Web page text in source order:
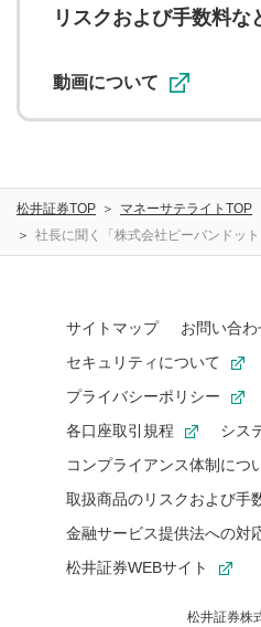
に関する著作者人格権を行使
用者が投稿したコメントは
ることがあります。
リスクおよび手数料な
動画について
松井証券TOP マネーサテライトTOP
社長に聞く「株式会社ピーバンドット
サイトマップ
お問い合わ
セキュリティについて
プライバシーポリシー
各口座取引規程
シス
コンプライアンス体制につ
取扱商品のリスクおよび手
金融サービス提供法への対
松井証券WEBサイト
松井証券株